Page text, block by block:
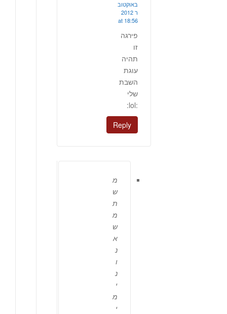
באוקטוב
ר 2012
at 18:56
פירגה
זו
תהיה
עוגת
השבת
שלי
:lol:
Reply
מ
ש
ת
מ
ש
א
נ
ו
נ
י
מ
י